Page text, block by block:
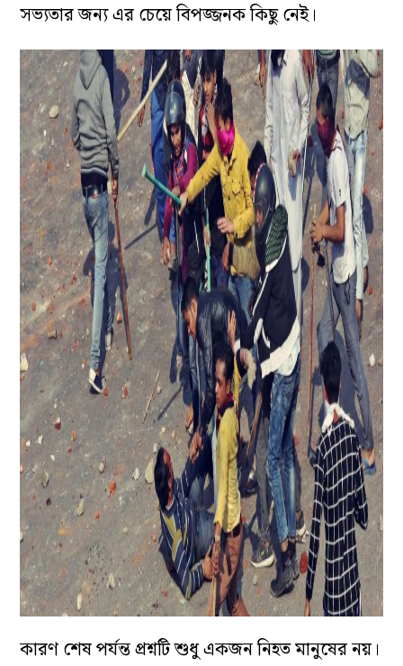
সভ্যতার জন্য এর চেয়ে বিপজ্জনক কিছু নেই।
কারণ শেষ পর্যন্ত প্রশ্নটি শুধু একজন নিহত মানুষের নয়।